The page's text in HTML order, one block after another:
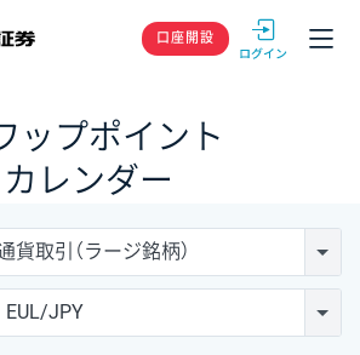
GMOクリック
口座開設
ップポイント
カレンダー
貨取引（ラージ銘柄）
EUL/JPY